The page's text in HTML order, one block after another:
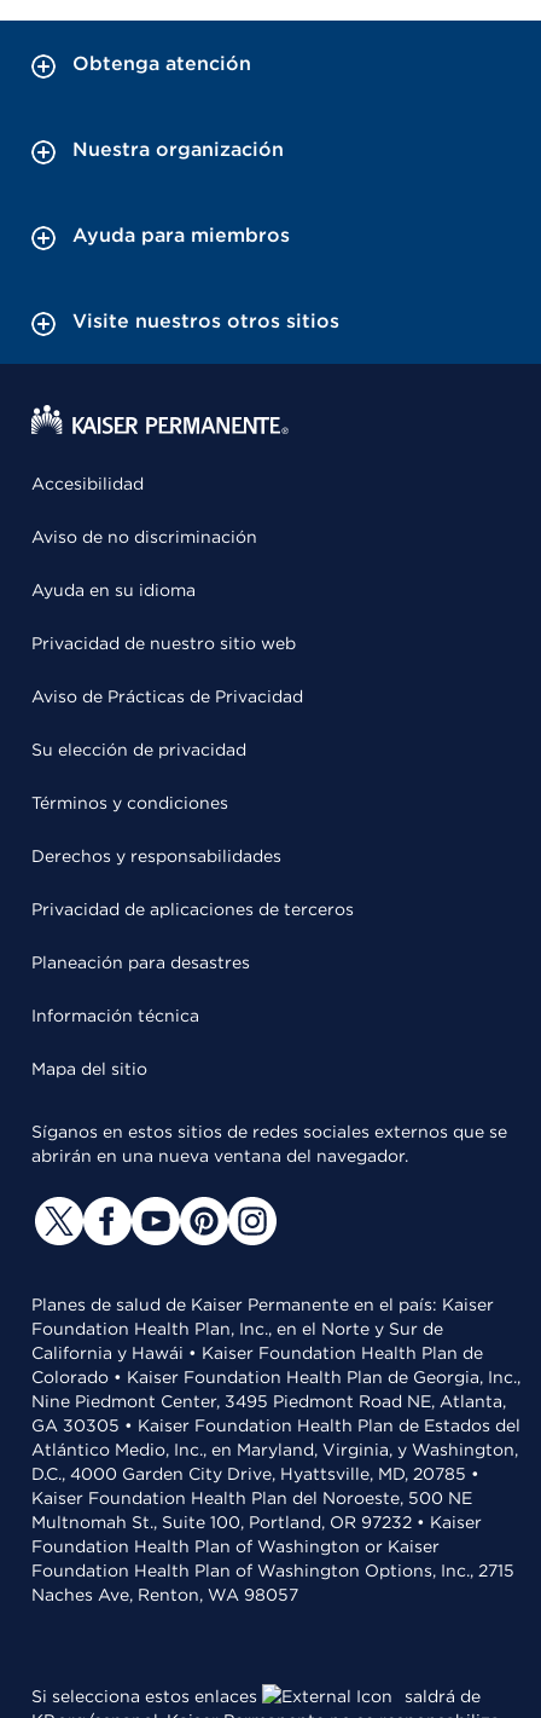
Obtenga atención
Nuestra organización
Ayuda para miembros
Visite nuestros otros sitios
Accesibilidad
Aviso de no discriminación
Ayuda en su idioma
Privacidad de nuestro sitio web
Aviso de Prácticas de Privacidad
Su elección de privacidad
Términos y condiciones
Derechos y responsabilidades
Privacidad de aplicaciones de terceros
Planeación para desastres
Información técnica
Mapa del sitio
Síganos en estos sitios de redes sociales externos que se
abrirán en una nueva ventana del navegador.
Planes de salud de Kaiser Permanente en el país: Kaiser
Foundation Health Plan, Inc., en el Norte y Sur de
California y Hawái • Kaiser Foundation Health Plan de
Colorado • Kaiser Foundation Health Plan de Georgia, Inc.,
Nine Piedmont Center, 3495 Piedmont Road NE, Atlanta,
GA 30305 • Kaiser Foundation Health Plan de Estados del
Atlántico Medio, Inc., en Maryland, Virginia, y Washington,
D.C., 4000 Garden City Drive, Hyattsville, MD, 20785 •
Kaiser Foundation Health Plan del Noroeste, 500 NE
Multnomah St., Suite 100, Portland, OR 97232 • Kaiser
Foundation Health Plan of Washington or Kaiser
Foundation Health Plan of Washington Options, Inc., 2715
Naches Ave, Renton, WA 98057
Si selecciona estos enlaces
saldrá de